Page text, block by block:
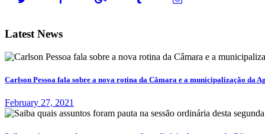
Latest News
Carlson Pessoa fala sobre a nova rotina da Câmara e a municipalização da
February 27, 2021